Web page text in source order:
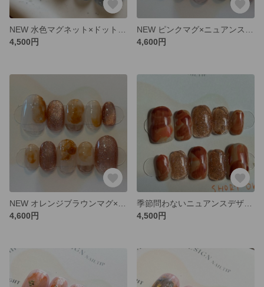
4,500円
4,600円
4,600円
4,500円